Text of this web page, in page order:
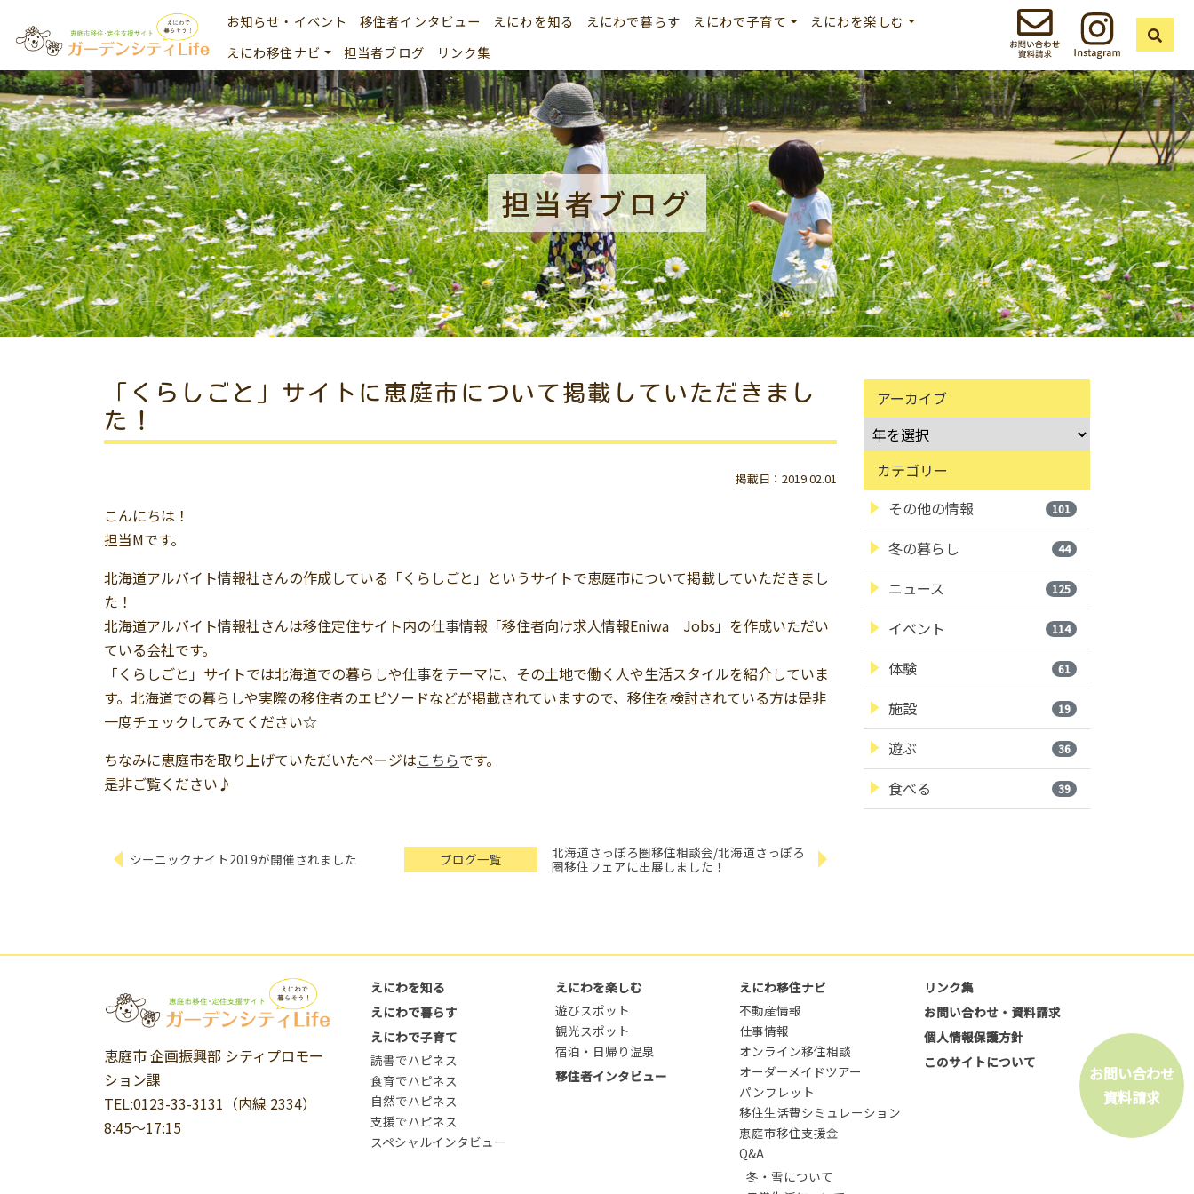
お知らせ・イベント 移住者インタビュー えにわを知る えにわで暮らす えにわで子育て
えにわを楽しむ
えにわ移住ナビ
担当者ブログ リンク集
担当者ブログ
「くらしごと」サイトに恵庭市について掲載していただきまし
た！
掲載日：2019.02.01
こんにちは！
担当Mです。
北海道アルバイト情報社さんの作成している「くらしごと」というサイトで恵庭市について掲載していただきまし
た！
北海道アルバイト情報社さんは移住定住サイト内の仕事情報「移住者向け求人情報Eniwa Jobs」を作成いただい
ている会社です。
「くらしごと」サイトでは北海道での暮らしや仕事をテーマに、その土地で働く人や生活スタイルを紹介していま
す。北海道での暮らしや実際の移住者のエピソードなどが掲載されていますので、移住を検討されている方は是非
一度チェックしてみてください☆
ちなみに恵庭市を取り上げていただいたページはこちらです。
是非ご覧ください♪
シーニックナイト2019が開催されました ブログ一覧
北海道さっぽろ圏移住相談会/北海道さっぽろ
圏移住フェアに出展しました！
アーカイブ
カテゴリー
その他の情報
101
冬の暮らし 44
ニュース 125
イベント 114
体験 61
施設 19
遊ぶ 36
食べる 39
恵庭市 企画振興部 シティプロモー
ション課
TEL:0123-33-3131（内線 2334）
8:45～17:15
えにわを知る
えにわで暮らす
えにわで子育て
読書でハピネス
食育でハピネス
自然でハピネス
支援でハピネス
スペシャルインタビュー
えにわを楽しむ
遊びスポット
観光スポット
宿泊・日帰り温泉
移住者インタビュー
えにわ移住ナビ
不動産情報
仕事情報
オンライン移住相談
オーダーメイドツアー
パンフレット
移住生活費シミュレーション
恵庭市移住支援金
Q&A
冬・雪について
リンク集
お問い合わせ・資料請求
個人情報保護方針
このサイトについて
お問い合わせ
資料請求